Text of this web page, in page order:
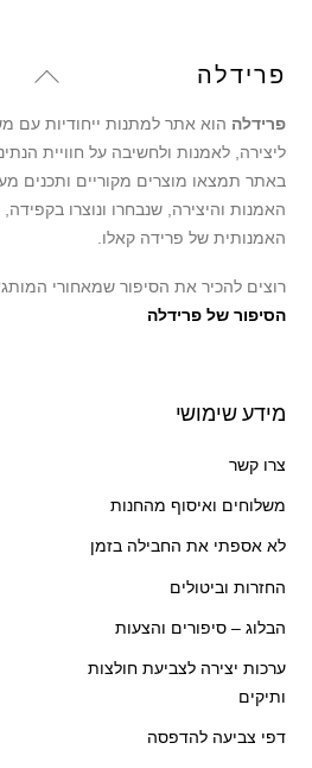
Back
Top
פרידלה
פרידלה הוא אתר למתנות ייחודיות עם
ליצירה, לאמנות ולחשיבה על חוויית
באתר תמצאו מוצרים מקוריים ותכנים
האמנות והיצירה, שנבחרו ונוצרו
האמנותית של פרידה קאלו.
רוצים להכיר את הסיפור שמאחורי
הסיפור של פרידלה
מידע שימושי
צרו קשר
משלוחים ואיסוף מהחנות
לא אספתי את החבילה בזמן
החזרות וביטולים
הבלוג – סיפורים והצעות
ערכות יצירה לצביעת חולצות
ותיקים
דפי צביעה להדפסה